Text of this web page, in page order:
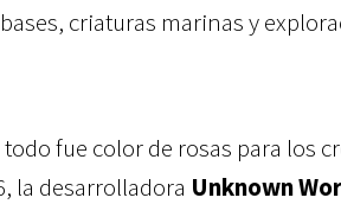
criaturas marinas y
fue color de rosas para los
la desarrolladora Unknown